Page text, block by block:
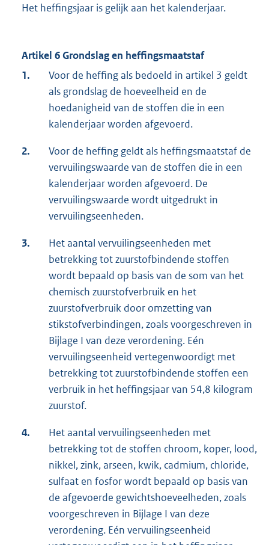
Het heffingsjaar is gelijk aan het kalenderjaar.
Artikel 6 Grondslag en heffingsmaatstaf
1.
Voor de heffing als bedoeld in artikel 3 geldt
als grondslag de hoeveelheid en de
hoedanigheid van de stoffen die in een
kalenderjaar worden afgevoerd.
2.
Voor de heffing geldt als heffingsmaatstaf de
vervuilingswaarde van de stoffen die in een
kalenderjaar worden afgevoerd. De
vervuilingswaarde wordt uitgedrukt in
vervuilingseenheden.
3.
Het aantal vervuilingseenheden met
betrekking tot zuurstofbindende stoffen
wordt bepaald op basis van de som van het
chemisch zuurstofverbruik en het
zuurstofverbruik door omzetting van
stikstofverbindingen, zoals voorgeschreven in
Bijlage I van deze verordening. Eén
vervuilingseenheid vertegenwoordigt met
betrekking tot zuurstofbindende stoffen een
verbruik in het heffingsjaar van 54,8 kilogram
zuurstof.
4.
Het aantal vervuilingseenheden met
betrekking tot de stoffen chroom, koper, lood,
nikkel, zink, arseen, kwik, cadmium, chloride,
sulfaat en fosfor wordt bepaald op basis van
de afgevoerde gewichtshoeveelheden, zoals
voorgeschreven in Bijlage I van deze
verordening. Eén vervuilingseenheid